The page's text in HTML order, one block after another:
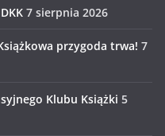
7 sierpnia 2026
przygoda trwa! 7
Klubu Książki 5